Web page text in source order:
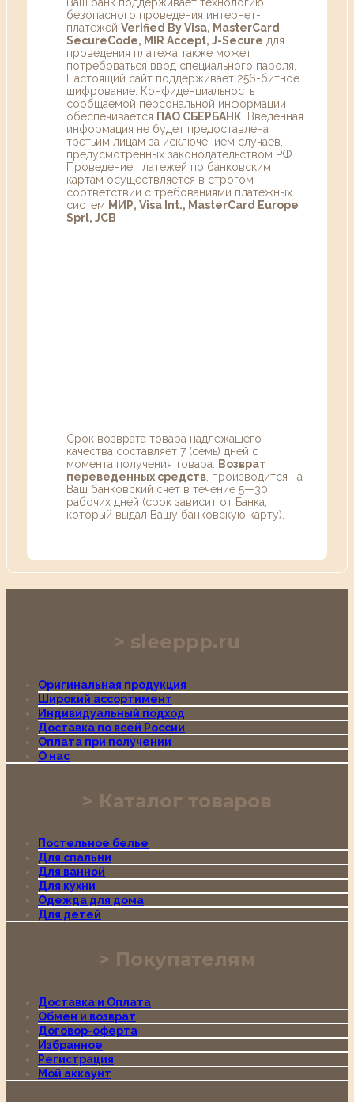
безопасного проведения интернет-
платежей Verified By Visa, MasterCard
SecureCode, MIR Accept, J-Secure для
проведения платежа также может
потребоваться ввод специального пароля.
Настоящий сайт поддерживает 256-битное
шифрование. Конфиденциальность
сообщаемой персональной информации
обеспечивается ПАО СБЕРБАНК . Введенная
информация не будет предоставлена
третьим лицам за исключением случаев,
предусмотренных законодательством РФ.
Проведение платежей по банковским
картам осуществляется в строгом
соответствии с требованиями платежных
систем МИР, Visa Int., MasterCard Europe
Sprl, JCB
Срок возврата товара надлежащего
качества составляет 7 (семь) дней с
момента получения товара.
Возврат
переведенных средств , производится на
Ваш банковский счет в течение 5—30
рабочих дней (срок зависит от Банка,
который выдал Вашу банковскую карту).
sleeppp.ru
Оригинальная продукция
Широкий ассортимент
Индивидуальный подход
Доставка по всей России
Оплата при получении
О нас
Каталог товаров
Постельное белье
Для спальни
Для ванной
Для кухни
Одежда для дома
Для детей
Покупателям
Доставка и Оплата
Обмен и возврат
Договор-оферта
Избранное
Регистрация
Мой аккаунт